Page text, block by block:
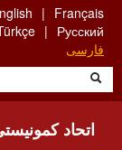
Skip
main
content
Français
Русский
فارسی
اتحاد